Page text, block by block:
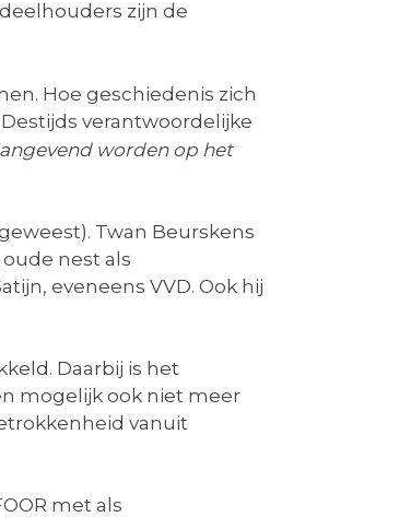
zijn de
Hoe geschiedenis zich
Destijds verantwoordelijke
worden op het
Twan Beurskens
nest als
eveneens VVD. Ook hij
Daarbij is het
mogelijk ook niet meer
vanuit
met als